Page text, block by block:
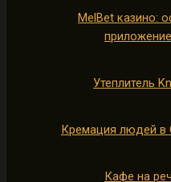
MelBet казино:
Утеплитель
Кремация людей в
Кафе на